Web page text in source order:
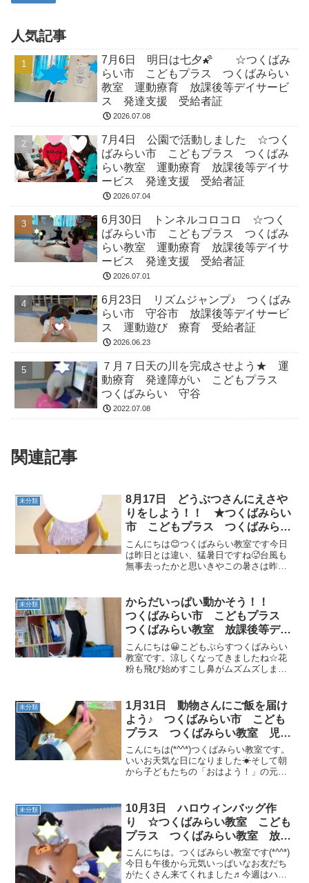
人気記事
7月6日 明日は七夕🌠 ☆つくばみ
らい市 こどもプラス つくばみらい
教室 運動療育 放課後等デイサービ
ス 発達支援 受給者証
2026.07.08
7月4日 公園で活動しました ☆つく
ばみらい市 こどもプラス つくばみ
らい教室 運動療育 放課後等デイサ
ービス 発達支援 受給者証
2026.07.04
6月30日 トンネルコロコロ ☆つく
ばみらい市 こどもプラス つくばみ
らい教室 運動療育 放課後等デイサ
ービス 発達支援 受給者証
2026.07.01
6月23日 リズムジャンプ♪ つくばみ
らい市 守谷市 放課後等デイサービ
ス 運動遊び 療育 受給者証
2026.06.23
７月７日天の川を完成させよう★ 運
動療育 発達障がい こどもプラス
つくばみらい 守谷
2022.07.08
関連記事
未分類
8月17日 どうぶつさんにえさや
りをしよう！！ ★つくばみらい
市 こどもプラス つくばみらい
教室 放課後等デイサービス 運
動療育 運動遊び 発達支援 受
給者
こんにちは😊つくばみらい教室です今日
は昨日とは違い、猛暑日ですね🥵台風も
無事去ったかと思いきやこの暑さは昨日
り、体調には気を付けてお過ごしくださ
いね今日も元気な子どもたち...
未分類
からだいっぱい動かそう！！
つくばみらい市 こどもプラス
つくばみらい教室 放課後等デイ
サービス 児童発達支援 運動療
育 運動遊び 受給者証
こんにちは😀こどもぷらすつくばみらい
教室です。涼しくなってきましたね☆花
粉も飛び始めすこし鼻がムズムズします
たいですね。今日も元気いっぱいなお友
達が沢山遊びに来てくれま...
未分類
1月31日 動物さんにご飯を届け
よう♪ つくばみらい市 こども
プラス つくばみらい教室 児童
発達支援 運動療育 運動遊び
受給者証
こんにちは(*^^*)つくばみらい教室です。
いいお天気な日になりました☀そして朝
から子どもたちの「おはよう！」の元気
ル作りに挑戦☆集中して上手に作ってい
ました(...
未分類
10月3日 ハロウィンバッグ作
り ☆つくばみらい教室 こども
プラス つくばみらい教室 放課
後デイサービス 運動療育 運動
遊び 受給者証 発達支援
こんにちは。つくばみらい教室です(*^^*)
今日も午後から元気いっぱいなお友だち
がたくさん来てくれました♬今週はハロ